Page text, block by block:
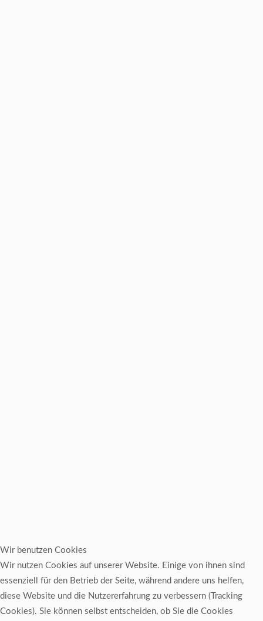
Wir benutzen Cookies
Wir nutzen Cookies auf unserer Website. Einige von ihnen sind
essenziell für den Betrieb der Seite, während andere uns helfen,
diese Website und die Nutzererfahrung zu verbessern (Tracking
Cookies). Sie können selbst entscheiden, ob Sie die Cookies